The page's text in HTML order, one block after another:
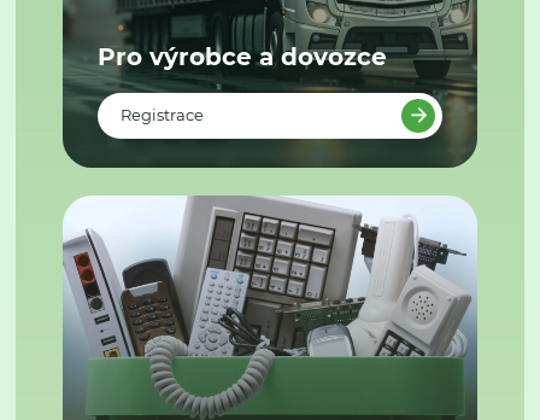
Pro výrobce a dovozce
Registrace